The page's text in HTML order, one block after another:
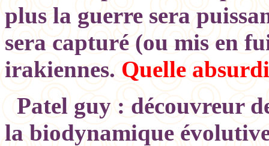
plus la guerre sera
sera capturé (ou mis en
irakiennes.Quelle
Patel guy : découvreur
la biodynamique